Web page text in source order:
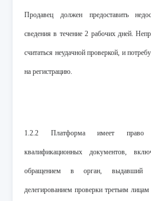
Продавец должен предоставить
сведения в течение 2 рабочих дней.
считаться неудачной проверкой, и
на регистрацию.
1.2.2 Платформа имеет право
квалификационных документов,
обращением в орган, выдавший
делегированием проверки третьим